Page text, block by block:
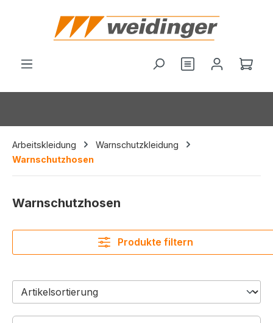
springen
Du hast 0
Arbeitskleidung
Warnschutzkleidung
Warnschutzhosen
Warnschutzhosen
Produkte filtern